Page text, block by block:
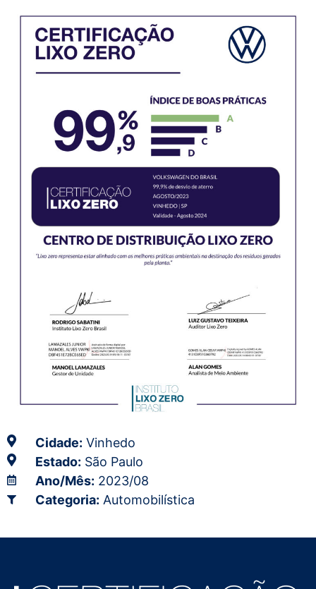
Cidade: Vinhedo
Estado: São Paulo
Ano/Mês: 2023/08
Categoria: Automobilística